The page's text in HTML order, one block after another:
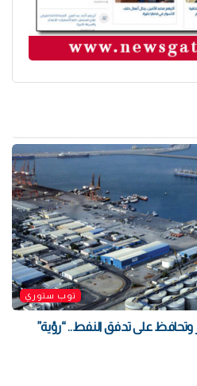
توب ستوري
وتحافظ على تدفق النفط.. “رؤية”